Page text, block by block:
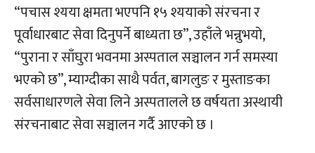
“पचास श्यया क्षमता भएपनि १५ श्ययाको संरचना र
पूर्वाधारबाट सेवा दिनुपर्ने बाध्यता छ”, उहाँले भन्नुभयो,
“पुराना र साँघुरा भवनमा अस्पताल सञ्चालन गर्न समस्या
भएको छ”, म्याग्दीका साथै पर्वत, बागलुङ र मुस्ताङका
सर्वसाधारणले सेवा लिने अस्पतालले छ वर्षयता अस्थायी
संरचनाबाट सेवा सञ्चालन गर्दै आएको छ ।